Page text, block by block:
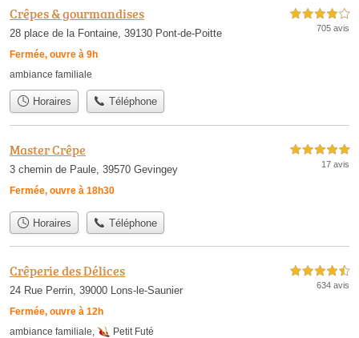
Crêpes & gourmandises
28 place de la Fontaine, 39130 Pont-de-Poitte
Fermée, ouvre à 9h
4,0 étoiles sur 5
705 avis
ambiance familiale
Horaires Téléphone
Master Crêpe
3 chemin de Paule, 39570 Gevingey
Fermée, ouvre à 18h30
5,0 étoiles sur 5
17 avis
Horaires Téléphone
Crêperie des Délices
24 Rue Perrin, 39000 Lons-le-Saunier
Fermée, ouvre à 12h
4,5 étoiles sur 5
634 avis
ambiance familiale, Petit Futé